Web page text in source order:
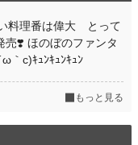
料理番は偉大 とって
売❣️ ほのぼのファンタ
｀c)ｷｭﾝｷｭﾝｷｭﾝ
もっと見る